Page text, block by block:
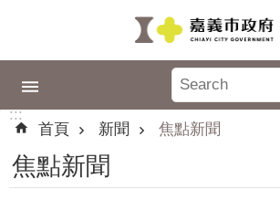
政
專
區
城
:::
首頁
新聞 焦點新聞
焦點新聞